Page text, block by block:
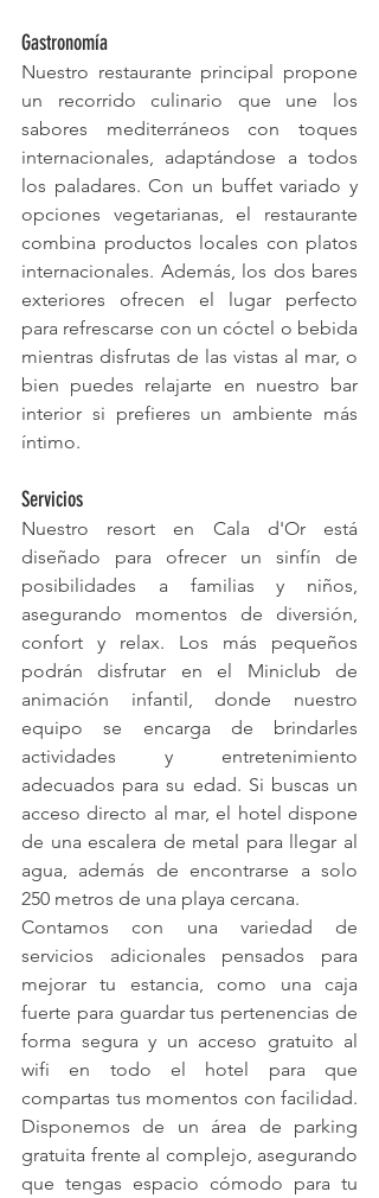
Gastronomía
Nuestro restaurante principal propone
un recorrido culinario que une los
sabores mediterráneos con toques
internacionales, adaptándose a todos
los paladares. Con un buffet variado y
opciones vegetarianas, el restaurante
combina productos locales con platos
internacionales. Además, los dos bares
exteriores ofrecen el lugar perfecto
para refrescarse con un cóctel o bebida
mientras disfrutas de las vistas al mar, o
bien puedes relajarte en nuestro bar
interior si prefieres un ambiente más
íntimo.
Servicios
Nuestro resort en Cala d'Or está
diseñado para ofrecer un sinfín de
posibilidades a familias y niños,
asegurando momentos de diversión,
confort y relax. Los más pequeños
podrán disfrutar en el Miniclub de
animación infantil, donde nuestro
equipo se encarga de brindarles
actividades y entretenimiento
adecuados para su edad. Si buscas un
acceso directo al mar, el hotel dispone
de una escalera de metal para llegar al
agua, además de encontrarse a solo
250 metros de una playa cercana.
Contamos con una variedad de
servicios adicionales pensados para
mejorar tu estancia, como una caja
fuerte para guardar tus pertenencias de
forma segura y un acceso gratuito al
wifi en todo el hotel para que
compartas tus momentos con facilidad.
Disponemos de un área de parking
gratuita frente al complejo, asegurando
que tengas espacio cómodo para tu